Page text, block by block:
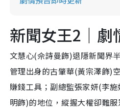
新聞女王2｜劇
文慧心(佘詩曼飾)退隱新聞界
管理出身的古肇華(黃宗澤飾)
賺錢工具；副總監張家妍(李
明飾)的地位，縱握大權卻難服